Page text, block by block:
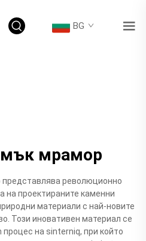
BG
мрамор
революционно
на проектираните каменни
материали с най-новите
Този иновативен материал се
на sinterniq, при който